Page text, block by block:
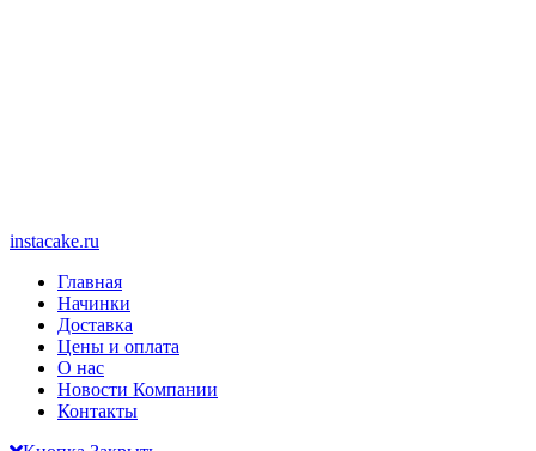
instacake.ru
Главная
Начинки
Доставка
Цены и оплата
О нас
Новости Компании
Контакты